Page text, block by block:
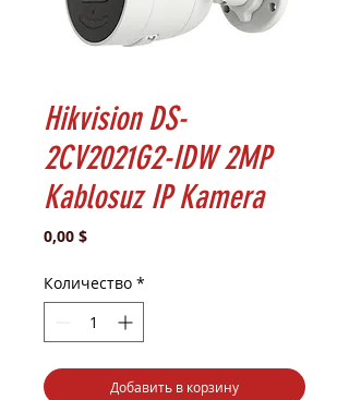
Hikvision DS-
2CV2021G2-IDW 2MP
Kablosuz IP Kamera
0,00 $Цена
Количество *
Добавить в корзину